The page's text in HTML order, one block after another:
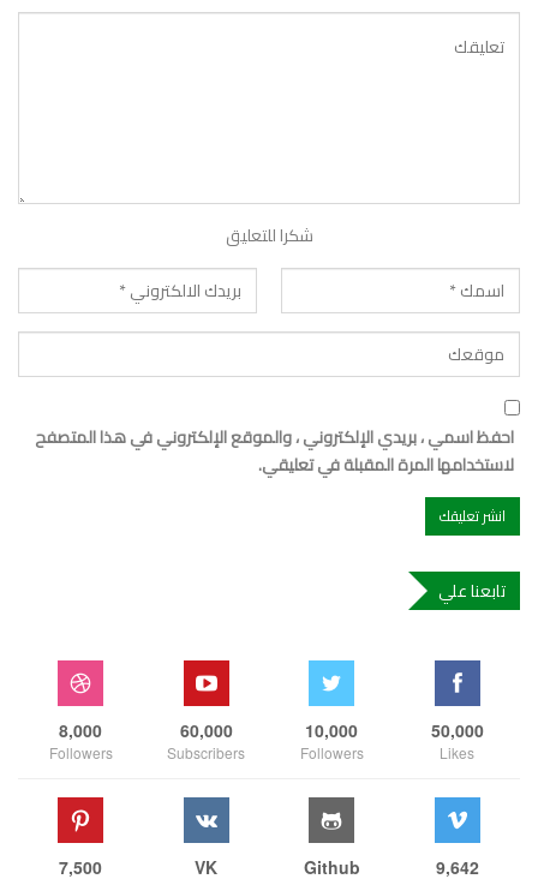
شكرا للتعليق
احفظ اسمي ، بريدي الإلكتروني ، والموقع الإلكتروني في هذا المتصفح
لاستخدامها المرة المقبلة في تعليقي.
تابعنا علي
50,000
Likes
10,000
Followers
60,000
Subscribers
8,000
Followers
9,642
Github
VK
7,500